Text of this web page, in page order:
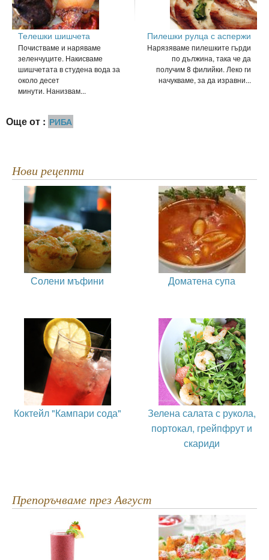
Телешки шишчета
Почистваме и наряваме
зеленчуците. Накисваме
шишчетата в студена вода за
около десет
минути. Нанизвам...
Пилешки рулца с аспержи
Нарязяваме пилешките гърди
по дължина, така че да
получим 8 филийки. Леко ги
начукваме, за да изравни...
Още от : РИБА
Нови рецепти
Солени мъфини Доматена супа
Коктейл "Кампари сода"
Зелена салата с рукола,
портокал, грейпфрут и
скариди
Препоръчваме през Август